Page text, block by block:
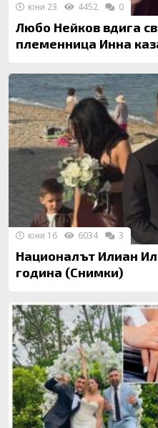
Любо Нейков вдига
племенница Инна
юни 23 4452 0
Националът Илиан
година (Снимки)
юни 16 6034 3